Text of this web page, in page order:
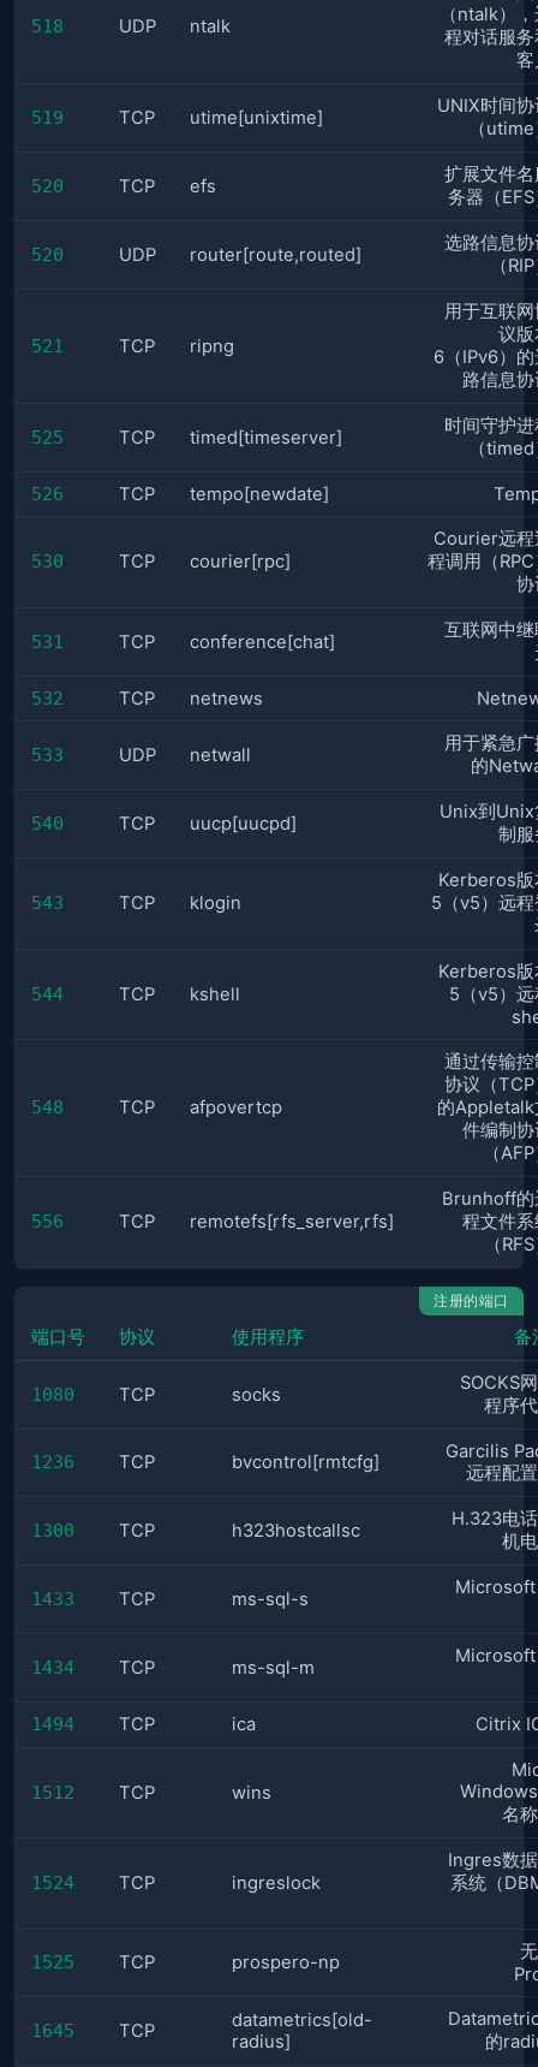
518 UDP ntalk
（ntalk）
程对话服务
客
519 TCP utime[unixtime]
UNIX时间
（
520 TCP efs
扩展文件名
务器（
520 UDP router[route,routed]
选路信息协
（
521 TCP ripng
用于互联
议版
6（IPv6）
路信息
525 TCP timed[timeserver]
时间守护
（
526 TCP tempo[newdate]
530 TCP courier[rpc]
Courier远程
程调用（
协
531 TCP conference[chat]
互联网中继
532 TCP netnews
533 UDP netwall
用于紧急
的
540 TCP uucp[uucpd]
Unix到Unix
制服
543 TCP klogin
Kerberos版
5（v5）远程
544 TCP kshell
Kerberos版
5（v5）远
548 TCP afpovertcp
通过传输控
协议（TCP
的Appletalk
件编制协
（
556 TCP remotefs[rfs_server,rfs]
Brunhoff的
程文件系
（
注册的端口
端口号 协议 使用程序 备
1080 TCP socks
SOCKS
程序
1236 TCP bvcontrol[rmtcfg]
Garcilis
远程配
1300 TCP h323hostcallsc
H.323电
机
1433 TCP ms-sql-s
Microsoft
1434 TCP ms-sql-m
Microsoft
1494 TCP ica Citrix
1512 TCP wins
名
1524 TCP ingreslock
Ingres数
系统（
1525 TCP prospero-np
1645 TCP
datametrics[old-
radius]
的